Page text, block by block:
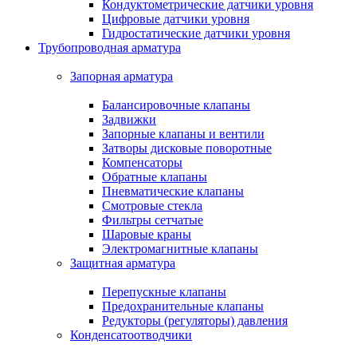
Кондуктометрические датчики уровня
Цифровые датчики уровня
Гидростатические датчики уровня
Трубопроводная арматура
Запорная арматура
Балансировочные клапаны
Задвижки
Запорные клапаны и вентили
Затворы дисковые поворотные
Компенсаторы
Обратные клапаны
Пневматические клапаны
Смотровые стекла
Фильтры сетчатые
Шаровые краны
Электромагнитные клапаны
Защитная арматура
Перепускные клапаны
Предохранительные клапаны
Редукторы (регуляторы) давления
Конденсатоотводчики